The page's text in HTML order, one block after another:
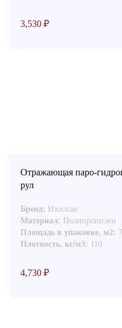
3,530 ₽
Отражающая паро-
рул
Бренд: Изоспан
Материал: Полипропилен
Площадь в упаковке, м2:
Плотность, кг/м3: 110
4,730 ₽